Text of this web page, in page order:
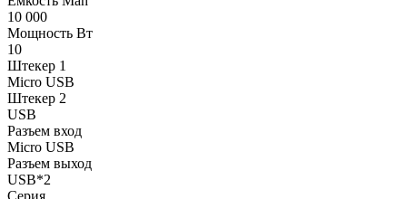
10 000
Мощность Вт
10
Штекер 1
Micro USB
Штекер 2
USB
Разъем вход
Micro USB
Разъем выход
USB*2
Серия